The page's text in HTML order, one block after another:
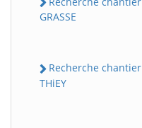
GRASSE
Recherche chantier
THiEY